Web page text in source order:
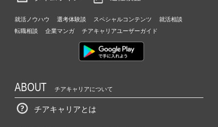
就活ノウハウ 選考体験談 スペシャルコンテンツ
就活相談
転職相談
企業マンガ チアキャリアユーザーガイド
ABOUT チアキャリアについて
チアキャリアとは